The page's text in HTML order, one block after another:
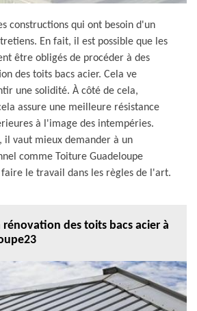
constructions qui ont besoin d'un
En fait, il est possible que les
être obligés de procéder à des
des toits bacs acier. Cela ve
une solidité. À côté de cela,
assure une meilleure résistance
à l'image des intempéries.
il vaut mieux demander à un
comme Toiture Guadeloupe
le travail dans les règles de l'art.
rénovation des toits bacs acier à